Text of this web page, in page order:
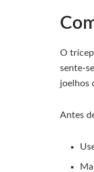
O
sente-
joelhos
Antes